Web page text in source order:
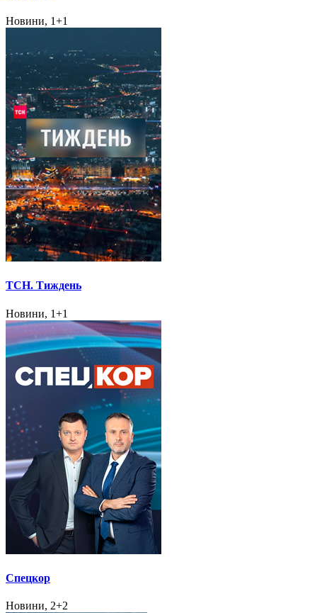
Новини, 1+1
ТСН. Тиждень
Новини, 1+1
Спецкор
Новини, 2+2